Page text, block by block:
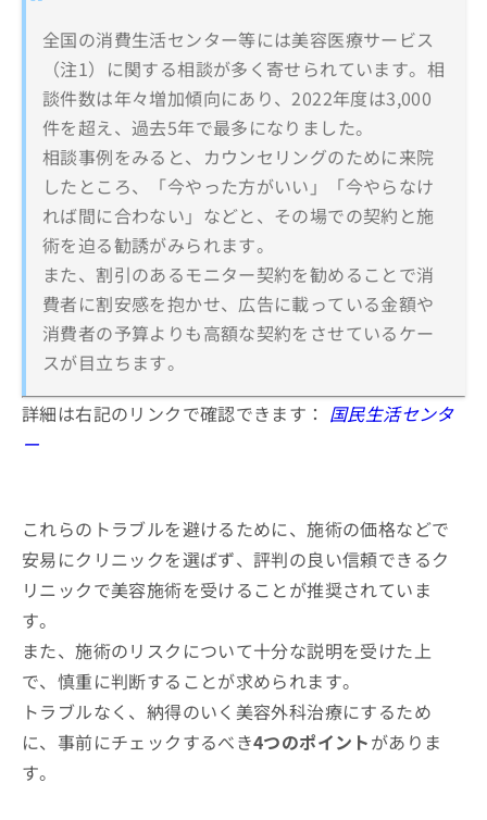
全国の消費生活センター等には美容医療サービス
（注1）に関する相談が多く寄せられています。相
談件数は年々増加傾向にあり、2022年度は3,000
件を超え、過去5年で最多になりました。
相談事例をみると、カウンセリングのために来院
したところ、「今やった方がいい」「今やらなけ
れば間に合わない」などと、その場での契約と施
術を迫る勧誘がみられます。
また、割引のあるモニター契約を勧めることで消
費者に割安感を抱かせ、広告に載っている金額や
消費者の予算よりも高額な契約をさせているケー
スが目立ちます。
詳細は右記のリンクで確認できます： 国民生活センタ
ー
これらのトラブルを避けるために、施術の価格などで
安易にクリニックを選ばず、評判の良い信頼できるク
リニックで美容施術を受けることが推奨されていま
す。
また、施術のリスクについて十分な説明を受けた上
で、慎重に判断することが求められます。
トラブルなく、納得のいく美容外科治療にするため
に、事前にチェックするべき4つのポイントがありま
す。